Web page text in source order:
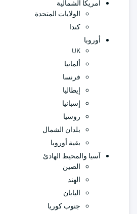
أمريكا الشمالية
الولايات المتحدة
كندا
أوروبا
UK
ألمانيا
فرنسا
إيطاليا
إسبانيا
روسيا
بلدان الشمال
بقية أوروبا
آسيا والمحيط الهادئ
الصين
الهند
اليابان
جنوب كوريا